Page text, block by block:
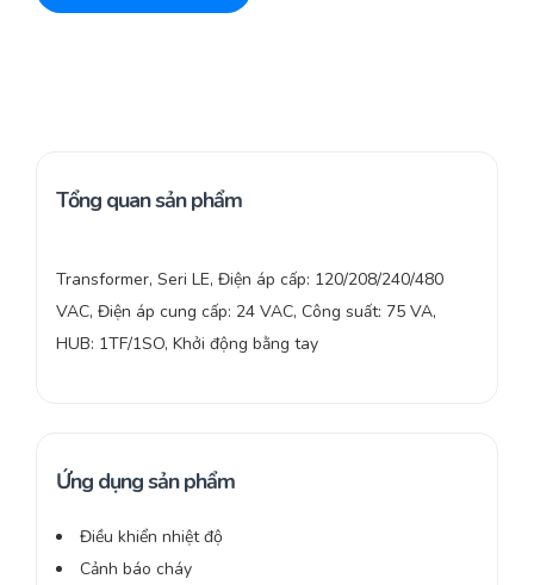
Tổng quan sản phẩm
Transformer, Seri LE, Điện áp cấp: 120/208/240/480
VAC, Điện áp cung cấp: 24 VAC, Công suất: 75 VA,
HUB: 1TF/1SO, Khởi động bằng tay
Ứng dụng sản phẩm
Điều khiển nhiệt độ
Cảnh báo cháy